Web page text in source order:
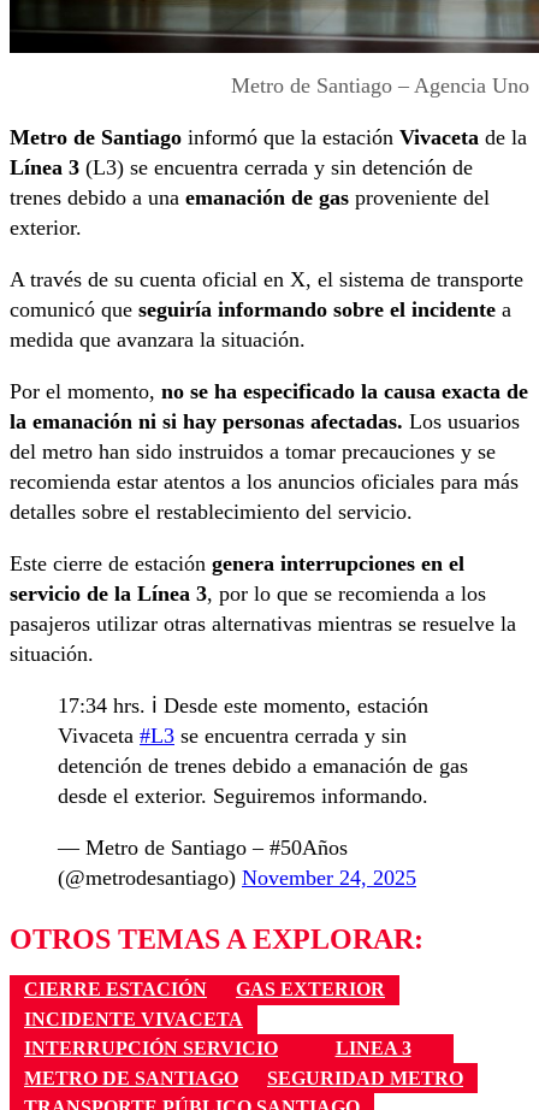
Metro de Santiago – Agencia Uno
Metro de Santiago informó que la estación Vivaceta de la
Línea 3 (L3) se encuentra cerrada y sin detención de
trenes debido a una emanación de gas proveniente del
exterior.
A través de su cuenta oficial en X, el sistema de transporte
comunicó que seguiría informando sobre el incidente a
medida que avanzara la situación.
Por el momento, no se ha especificado la causa exacta de
la emanación ni si hay personas afectadas. Los usuarios
del metro han sido instruidos a tomar precauciones y se
recomienda estar atentos a los anuncios oficiales para más
detalles sobre el restablecimiento del servicio.
Este cierre de estación genera interrupciones en el
servicio de la Línea 3, por lo que se recomienda a los
pasajeros utilizar otras alternativas mientras se resuelve la
situación.
17:34 hrs. ℹ️ Desde este momento, estación
Vivaceta #L3 se encuentra cerrada y sin
detención de trenes debido a emanación de gas
desde el exterior. Seguiremos informando.
— Metro de Santiago – #50Años
(@metrodesantiago) November 24, 2025
OTROS TEMAS A EXPLORAR:
CIERRE ESTACIÓN
GAS EXTERIOR
INCIDENTE VIVACETA
INTERRUPCIÓN SERVICIO
LINEA 3
METRO DE SANTIAGO
SEGURIDAD METRO